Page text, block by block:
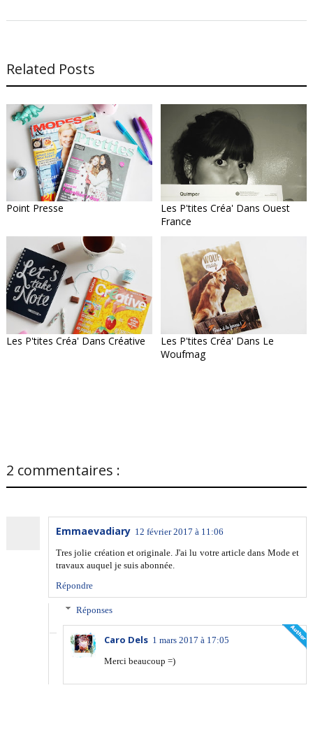
Related Posts
Point Presse
Les P'tites Créa' Dans Ouest
France
Les P'tites Créa' Dans Créative
Les P'tites Créa' Dans Le
Woufmag
2 commentaires :
Emmaevadiary 12 février 2017 à 11:06
Tres jolie création et originale. J'ai lu votre article dans Mode et
travaux auquel je suis abonnée.
Répondre
Réponses
Caro Dels 1 mars 2017 à 17:05
Merci beaucoup =)